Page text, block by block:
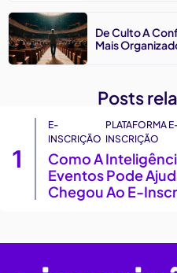
De Culto A
Mais
Posts
1
E-
INSCRIÇÃO
PLATAFORMA
INSCRIÇÃO
Como A
Eventos Pode
Chegou Ao E-